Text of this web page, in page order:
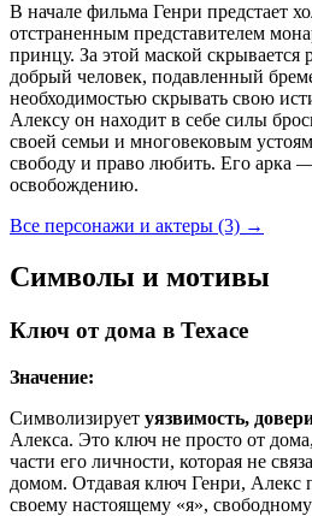
В начале фильма Генри предстает
отстраненным представителем
принцу. За этой маской
добрый человек, подавленный
необходимостью скрывать свою
Алексу он находит в себе силы
своей семьи и многовековым
свободу и право любить. Его арка
освобождению.
Все персонажи и актеры (3) →
Символы и мотивы
Ключ от дома в Техасе
Значение:
Символизирует уязвимость,
Алекса. Это ключ не просто от
части его личности, которая не
домом. Отдавая ключ Генри, Алекс
своему настоящему «я»,